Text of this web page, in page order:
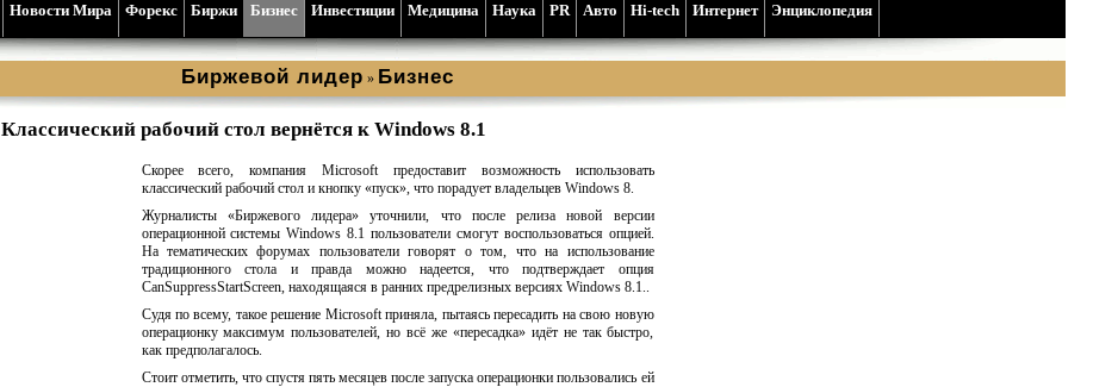
Новости Мира Форекс Биржи Бизнес Инвестиции Медицина Наука PR Aвто Hi-tech Интернет Энциклопедия
Биржевой лидер » Бизнес
Классический рабочий стол вернётся к Windows 8.1
Скорее всего, компания Microsoft предоставит возможность использовать
классический рабочий стол и кнопку «пуск», что порадует владельцев Windows 8.
Журналисты «Биржевого лидера» уточнили, что после релиза новой версии
операционной системы Windows 8.1 пользователи смогут воспользоваться опцией.
На тематических форумах пользователи говорят о том, что на использование
традиционного стола и правда можно надеется, что подтверждает опция
CanSuppressStartScreen, находящаяся в ранних предрелизных версиях Windows 8.1..
Судя по всему, такое решение Microsoft приняла, пытаясь пересадить на свою новую
операционку максимум пользователей, но всё же «пересадка» идёт не так быстро,
как предполагалось.
Стоит отметить, что спустя пять месяцев после запуска операционки пользовались ей